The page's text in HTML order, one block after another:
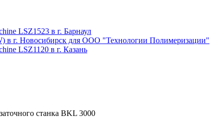
LSZ1523 в г. Барнаул
в г. Новосибирск для ООО "Технологии Полимеризации"
LSZ1120 в г. Казань
станка BKL 3000